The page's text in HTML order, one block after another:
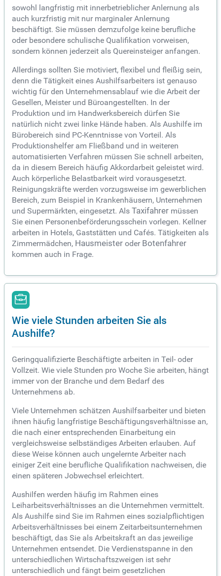
sowohl langfristig mit innerbetrieblicher Anlernung als
auch kurzfristig mit nur marginaler Anlernung
beschäftigt. Sie müssen demzufolge keine berufliche
oder besondere schulische Qualifikation vorweisen,
sondern können jederzeit als Quereinsteiger anfangen.
Allerdings sollten Sie motiviert, flexibel und fleißig sein,
denn die Tätigkeit eines Aushilfsarbeiters ist genauso
wichtig für den Unternehmensablauf wie die Arbeit der
Gesellen, Meister und Büroangestellten. In der
Produktion und im Handwerksbereich dürfen Sie
natürlich nicht zwei linke Hände haben. Als Aushilfe im
Bürobereich sind PC-Kenntnisse von Vorteil. Als
Produktionshelfer am Fließband und in weiteren
automatisierten Verfahren müssen Sie schnell arbeiten,
da in diesem Bereich häufig Akkordarbeit geleistet wird.
Auch körperliche Belastbarkeit wird vorausgesetzt.
Reinigungskräfte werden vorzugsweise im gewerblichen
Bereich, zum Beispiel in Krankenhäusern, Unternehmen
und Supermärkten, eingesetzt. Als Taxifahrer müssen
Sie einen Personenbeförderungsschein vorlegen. Kellner
arbeiten in Hotels, Gaststätten und Cafés. Tätigkeiten als
Zimmermädchen, Hausmeister oder Botenfahrer
kommen auch in Frage.
Wie viele Stunden arbeiten Sie als
Aushilfe?
Geringqualifizierte Beschäftigte arbeiten in Teil- oder
Vollzeit. Wie viele Stunden pro Woche Sie arbeiten, hängt
immer von der Branche und dem Bedarf des
Unternehmens ab.
Viele Unternehmen schätzen Aushilfsarbeiter und bieten
ihnen häufig langfristige Beschäftigungsverhältnisse an,
die nach einer entsprechenden Einarbeitung ein
vergleichsweise selbständiges Arbeiten erlauben. Auf
diese Weise können auch ungelernte Arbeiter nach
einiger Zeit eine berufliche Qualifikation nachweisen, die
einen späteren Jobwechsel erleichtert.
Aushilfen werden häufig im Rahmen eines
Leiharbeitsverhältnisses an die Unternehmen vermittelt.
Als Aushilfe sind Sie im Rahmen eines sozialpflichtigen
Arbeitsverhältnisses bei einem Zeitarbeitsunternehmen
beschäftigt, das Sie als Arbeitskraft an das jeweilige
Unternehmen entsendet. Die Verdienstspanne in den
unterschiedlichen Wirtschaftszweigen ist sehr
unterschiedlich und fängt beim gesetzlichen